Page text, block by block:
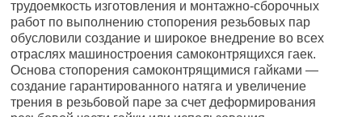
трудоем­кость изготовления и монтажно-сборочных
работ по выполнению стопорения резьбовых пар
обусловили создание и широкое вне­дрение во всех
отраслях машиностроения самоконтрящихся гаек.
Основа стопорения самоконтрящимися гайками —
создание га­рантированного натяга и увеличение
трения в резьбовой паре за счет деформирования